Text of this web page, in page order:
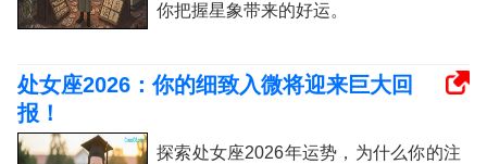
你把握星象带来的好运。
处女座2026：你的细致入微将迎来巨大回
报！
探索处女座2026年运势，为什么你的注